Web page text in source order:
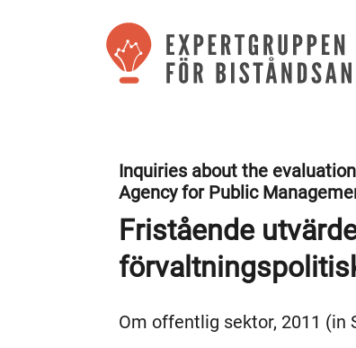
Inquiries about the
Agency for Public
Fristående
Om offentlig sektor, 2011 (in